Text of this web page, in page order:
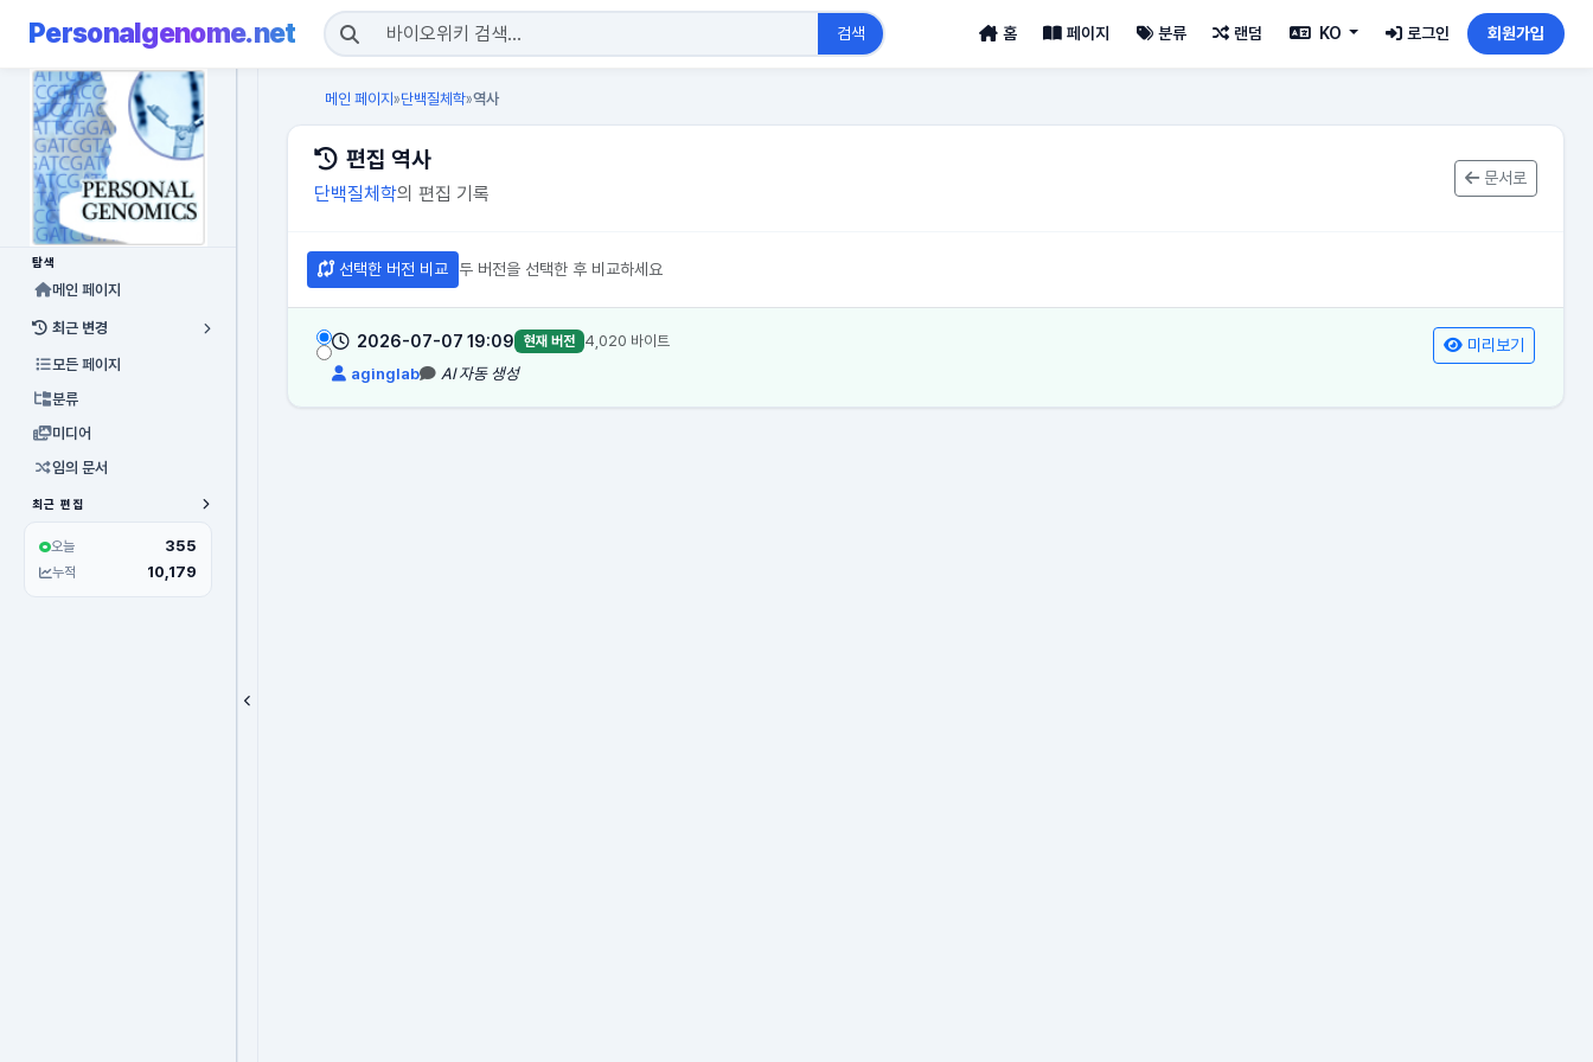
Personalgenome.net 검색 홈 페이지 분류 랜덤 KO 로그인 회원가입
탐색
메인 페이지
최근 변경
모든 페이지
분류
미디어
임의 문서
최근 편집
오늘 355
누적 10,179
메인 페이지 »단백질체학»역사
편집 역사
단백질체학의 편집 기록
문서로
선택한 버전 비교 두 버전을 선택한 후 비교하세요
2026-07-07 19:09 현재 버전 4,020 바이트
aginglab AI 자동 생성
미리보기